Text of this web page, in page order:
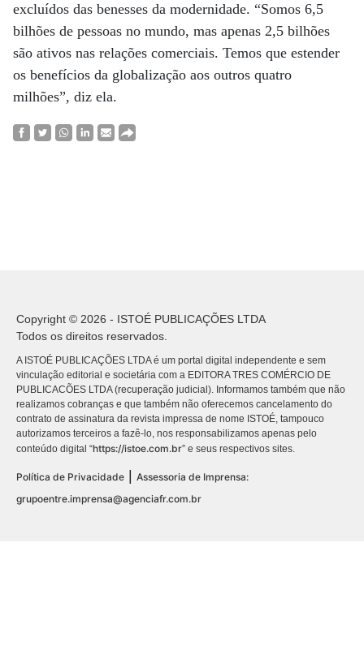
excluídos das benesses da modernidade. “Somos 6,5
bilhões de pessoas no mundo, mas apenas 2,5 bilhões
são ativos nas relações comerciais. Temos que estender
os benefícios da globalização aos outros quatro
milhões”, diz ela.
Copyright © 2026 - ISTOÉ PUBLICAÇÕES LTDA
Todos os direitos reservados.
A ISTOÉ PUBLICAÇÕES LTDA é um portal digital independente e sem
vinculação editorial e societária com a EDITORA TRES COMÉRCIO DE
PUBLICACÕES LTDA (recuperação judicial). Informamos também que não
realizamos cobranças e que também não oferecemos cancelamento do
contrato de assinatura da revista impressa de nome ISTOÉ, tampouco
autorizamos terceiros a fazê-lo, nos responsabilizamos apenas pelo
conteúdo digital “https://istoe.com.br” e seus respectivos sites.
Política de Privacidade
Assessoria de Imprensa:
grupoentre.imprensa@agenciafr.com.br